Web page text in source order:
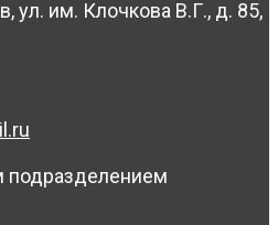
ул. им. Клочкова В.Г., д. 85,
подразделением